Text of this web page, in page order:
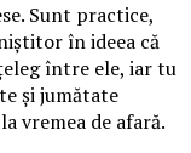
Sunt practice,
în ideea că
între ele, iar tu
și jumătate
vremea de afară.